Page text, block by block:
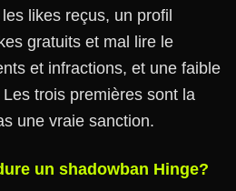
likes reçus, un profil
gratuits et mal lire le
et infractions, et une faible
trois premières sont la
une vraie sanction.
un shadowban Hinge?